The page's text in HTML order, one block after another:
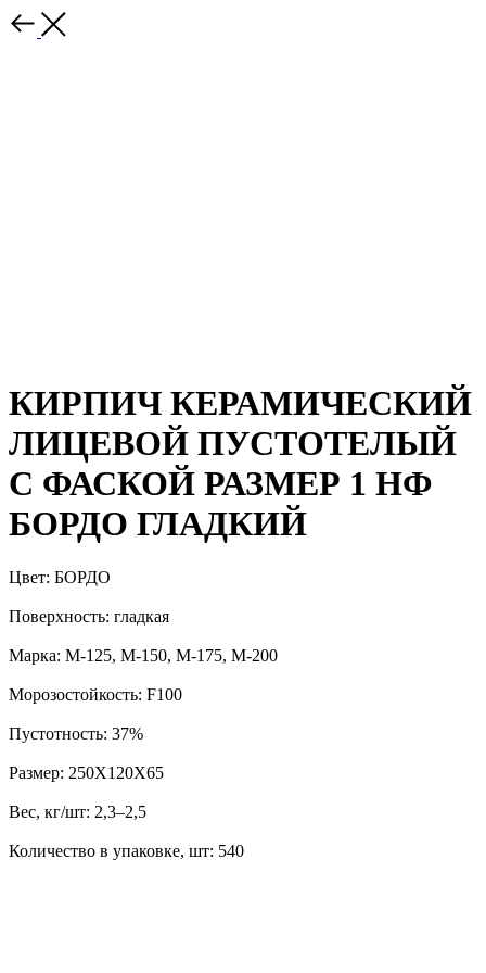
КИРПИЧ КЕРАМИЧЕСКИЙ
ЛИЦЕВОЙ ПУСТОТЕЛЫЙ
С ФАСКОЙ РАЗМЕР 1 НФ
БОРДО ГЛАДКИЙ
Цвет: БОРДО
Поверхность: гладкая
Марка: М-125, М-150, М-175, М-200
Морозостойкость: F100
Пустотность: 37%
Размер: 250Х120Х65
Вес, кг/шт: 2,3–2,5
Количество в упаковке, шт: 540